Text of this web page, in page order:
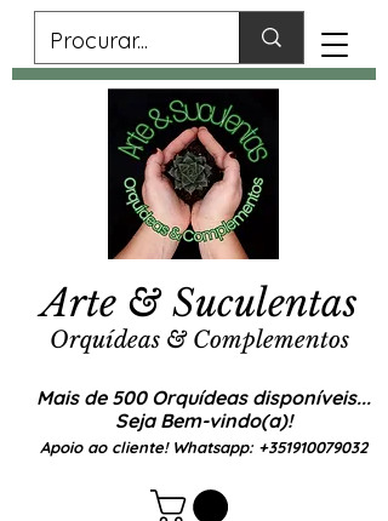
Mais de 500 Orquídeas disponíveis...
Seja Bem-vindo(a)!
Apoio ao cliente! Whatsapp: +351910079032
Arte & Suculentas
Orquídeas & Complementos